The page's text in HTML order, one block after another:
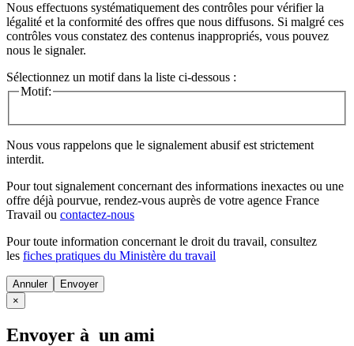
Nous effectuons systématiquement des contrôles pour vérifier la
légalité et la conformité des offres que nous diffusons. Si malgré ces
contrôles vous constatez des contenus inappropriés, vous pouvez
nous le signaler.
Sélectionnez un motif dans la liste ci-dessous :
Motif:
Nous vous rappelons que le signalement abusif est strictement
interdit.
Pour tout signalement concernant des informations inexactes ou une
offre déjà pourvue, rendez-vous auprès de votre agence France
Travail ou contactez-nous
Pour toute information concernant le droit du travail, consultez
les fiches pratiques du Ministère du travail
Annuler
×
Envoyer à un ami